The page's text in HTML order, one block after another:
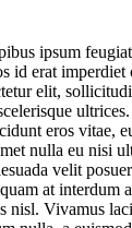
ipsum
id erat
elit,
eros vitae,
nulla eu nisi
velit
at interdum
nisl. Vivamus